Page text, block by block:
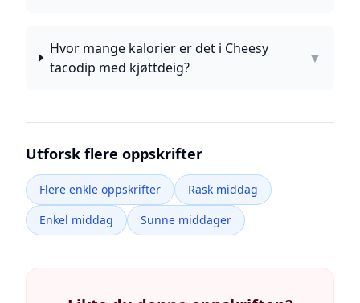
Hvor mange kalorier er det i Cheesy
tacodip med kjøttdeig?
▼
Utforsk flere oppskrifter
Flere enkle oppskrifter
Rask middag
Enkel middag
Sunne middager